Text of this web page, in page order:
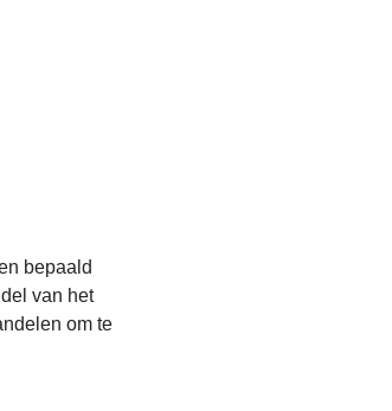
bepaald
van het
om te